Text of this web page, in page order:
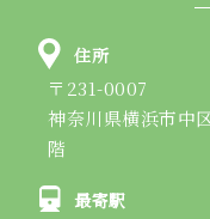
住所
〒231-0007
神奈川県横浜市中
階
最寄駅